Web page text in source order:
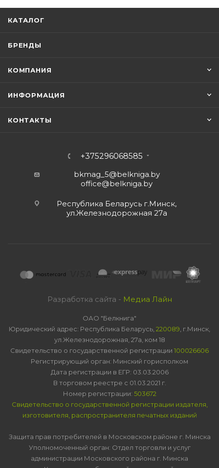
КАТАЛОГ
БРЕНДЫ
КОМПАНИЯ
ИНФОРМАЦИЯ
КОНТАКТЫ
+375296068585
bkmag_5@belkniga.by
office@belkniga.by
Республика Беларусь г.Минск,
ул.Железнодорожная 27а
Разработка сайта - Медиа Лайн
ОАО "Белкнига"
Юридический адрес: Республика Беларусь, 220089 , г.Минск,
ул.Железнодорожная, 27а, ком 18
Свидетельство о государственной регистрации 100026606
Регистрирующий орган: Минский горисполком
Дата регистрации в ЕГР: 03.03.2006
В торговом реестре с 01.03.2021 г.
Номер регистрации: 503672
Свидетельство о государственной регистрации издателя,
изготовителя, распространителя печатных изданий
Защита прав потребителей в Московском районе г. Минска
Уполномоченный орган: Отдел торговли и услуг
администрации Московского района г. Минска